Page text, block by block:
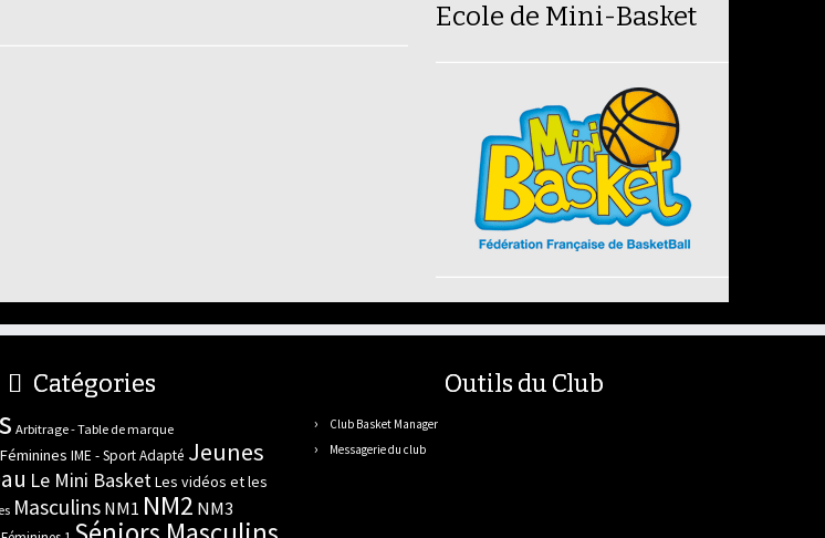
Ecole de Mini-Basket
Catégories
Arbitrage - Table de marque
Féminines IME - Sport Adapté Jeunes
Le Mini BasketLes vidéos et les
Masculins NM1 NM2 NM3
Outils du Club
Club Basket Manager
Messagerie du club